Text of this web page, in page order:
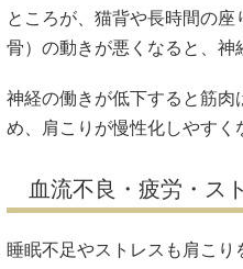
ところが、猫背や長時間の
骨）の動きが悪くなると、神
神経の働きが低下すると筋肉
め、肩こりが慢性化しやすく
血流不良・疲労・ス
睡眠不足やストレスも肩こり